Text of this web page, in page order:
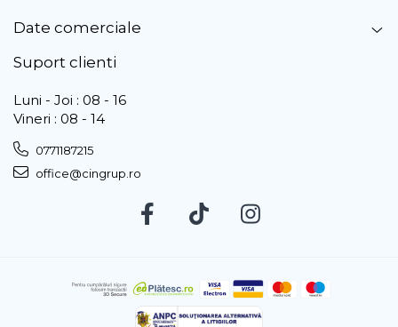
Date comerciale
Suport clienti
Luni - Joi : 08 - 16
Vineri : 08 - 14
0771187215
office@cingrup.ro